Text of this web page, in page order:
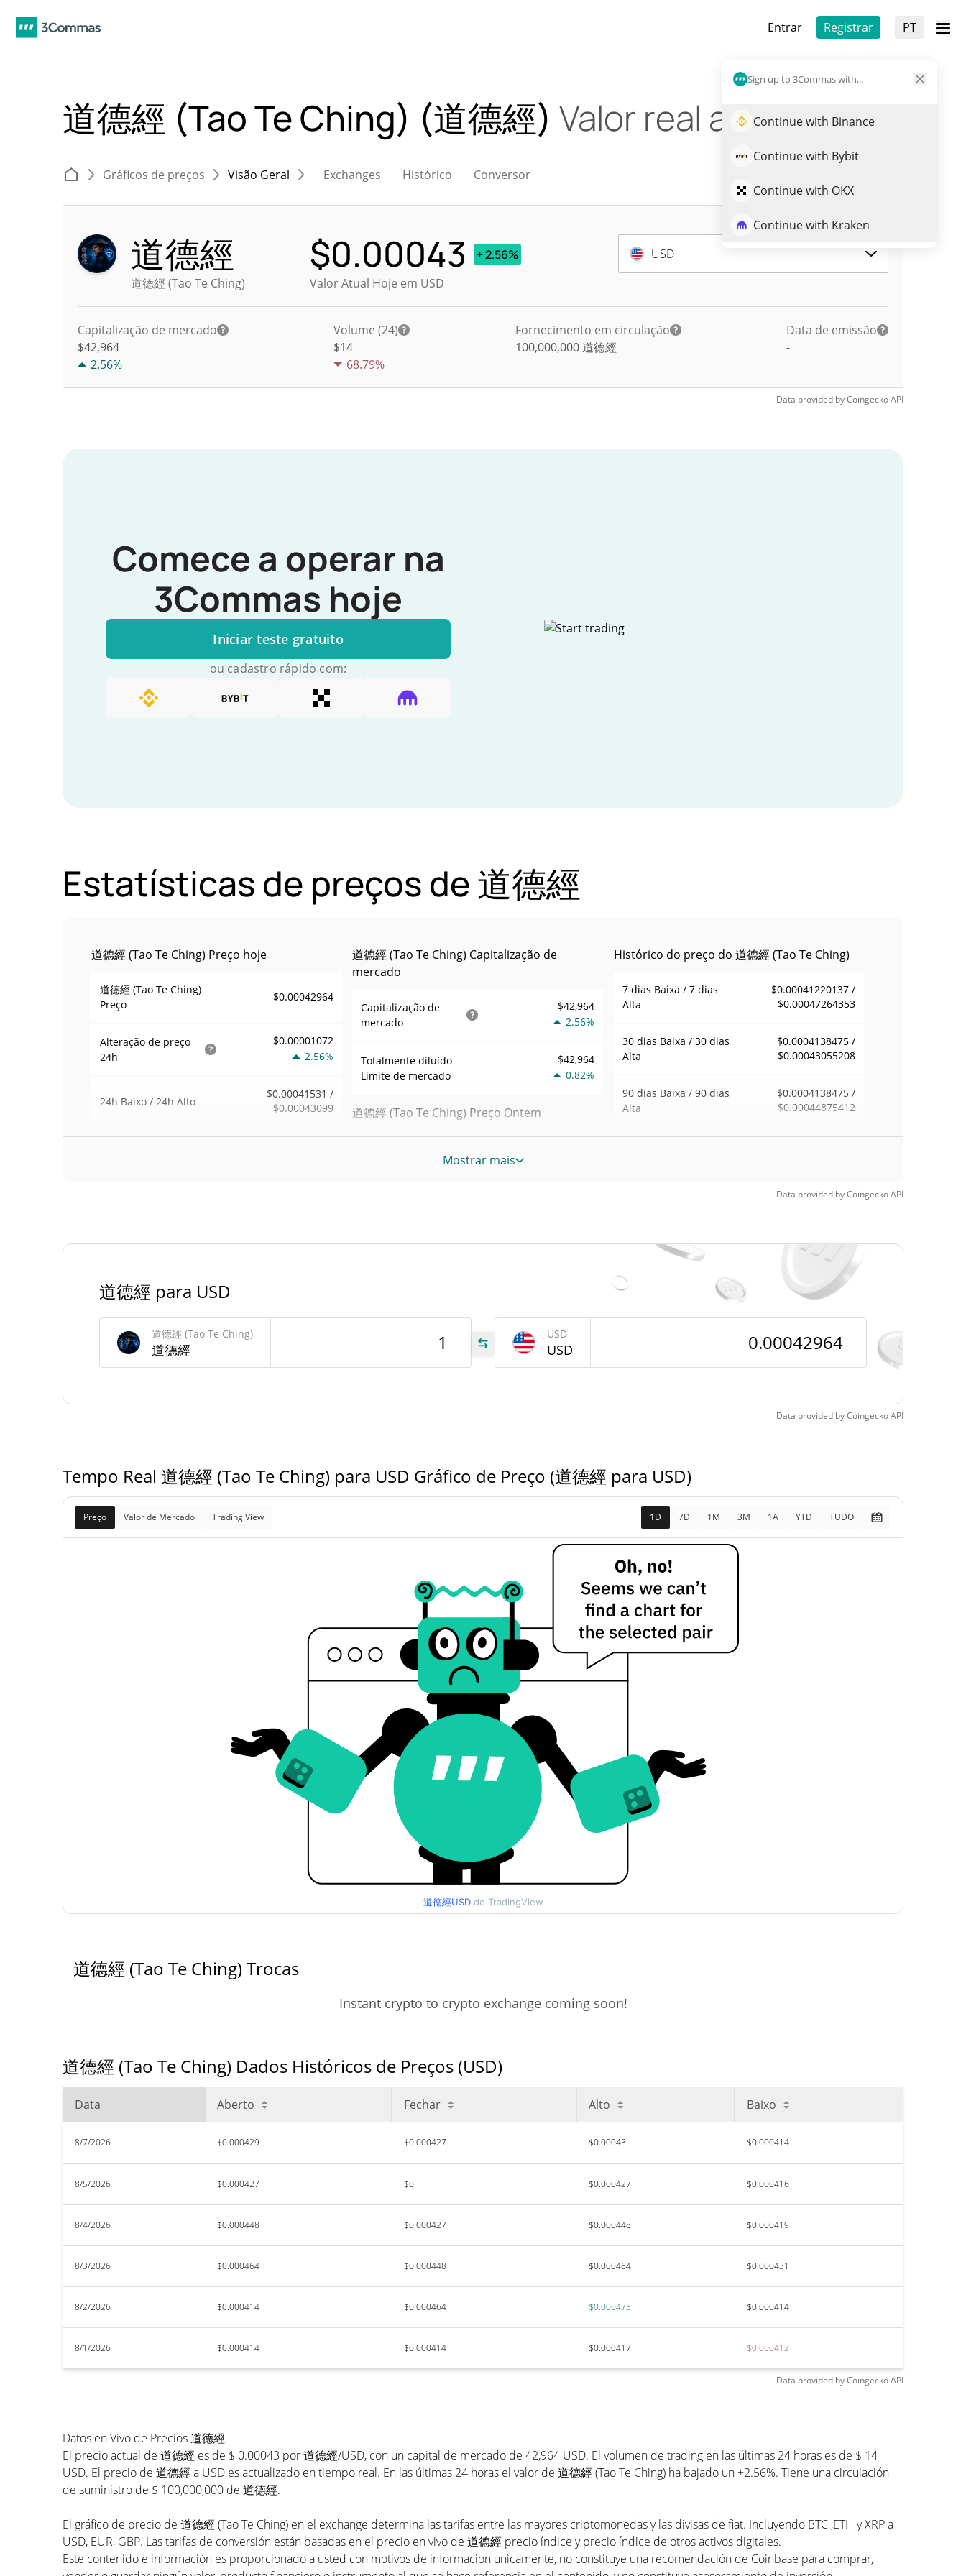
Entrar Registrar PT
Sign up to 3Commas with...
Continue with Binance
Continue with Bybit
Continue with OKX
Continue with Kraken
道德經 (Tao Te Ching) (道德經) Valor real atual
Gráficos de preços Visão Geral Exchanges Histórico Conversor
道德經
道德經 (Tao Te Ching)
$0.00043
+ 2.56%
Valor Atual Hoje em USD
USD
Capitalização de mercado
$42,964
2.56%
Volume (24)
$14
68.79%
Fornecimento em circulação
100,000,000道德經
Data de emissão
-
Data provided byCoingeckoAPI
Comece a operar na
3Commas hoje
Iniciar teste gratuito
ou cadastro rápido com:
Estatísticas de preços de 道德經
道德經 (Tao Te Ching) Preço hoje
道德經 (Tao Te Ching)
Preço
$0.00042964
Alteração de preço
24h
$0.00001072
2.56%
24h Baixo / 24h Alto
$0.00041531 /
$0.00043099
Posição de mercado
Fornecimento de 道德經 (Tao Te Ching)
Fornecimento em
circulação
100,000,000 道德經
Fornecimento total 100,000,000 道德經
道德經 (Tao Te Ching) Capitalização de
mercado
Capitalização de
mercado
$42,964
2.56%
Totalmente diluído
Limite de mercado
$42,964
0.82%
道德經 (Tao Te Ching) Preço Ontem
Baixa / Alta de ontem
$0.00042662728
Histórico do preço do 道德經 (Tao Te Ching)
7 dias Baixa / 7 dias
Alta
$0.00041220137 /
$0.00047264353
30 dias Baixa / 30 dias
Alta
$0.0004138475 /
$0.00043055208
90 dias Baixa / 90 dias
Alta
$0.0004138475 /
$0.00044875412
Baixa de todos os
tempos
$0.00037513
14.53%
Mostrar mais
Data provided byCoingeckoAPI
道德經 para USD
道德經 (Tao Te Ching)
道德經
USD
USD
Data provided byCoingeckoAPI
Tempo Real 道德經 (Tao Te Ching) para USD Gráfico de Preço (道德經 para USD)
Preço Valor de Mercado Trading View 1D 7D 1M 3M 1A YTD TUDO
道德經USD de TradingView
道德經 (Tao Te Ching) Trocas
Instant crypto to crypto exchange coming soon!
道德經 (Tao Te Ching) Dados Históricos de Preços (USD)
Data Aberto Fechar Alto Baixo
8/7/2026 $0.000429 $0.000427 $0.00043 $0.000414
8/5/2026 $0.000427 $0 $0.000427 $0.000416
8/4/2026 $0.000448 $0.000427 $0.000448 $0.000419
8/3/2026 $0.000464 $0.000448 $0.000464 $0.000431
8/2/2026 $0.000414 $0.000464 $0.000473 $0.000414
8/1/2026 $0.000414 $0.000414 $0.000417 $0.000412
Data provided byCoingeckoAPI
Datos en Vivo de Precios 道德經
El precio actual de 道德經 es de $ 0.00043 por 道德經/USD, con un capital de mercado de 42,964 USD. El volumen de trading en las últimas 24 horas es de $ 14
USD. El precio de 道德經 a USD es actualizado en tiempo real. En las últimas 24 horas el valor de 道德經 (Tao Te Ching) ha bajado un +2.56%. Tiene una circulación
de suministro de $ 100,000,000 de 道德經.
El gráfico de precio de 道德經 (Tao Te Ching) en el exchange determina las tarifas entre las mayores criptomonedas y las divisas de fiat. Incluyendo BTC ,ETH y XRP a
USD, EUR, GBP. Las tarifas de conversión están basadas en el precio en vivo de 道德經 precio índice y precio índice de otros activos digitales.
Este contenido e información es proporcionado a usted con motivos de informacion unicamente, no constituye una recomendación de Coinbase para comprar,